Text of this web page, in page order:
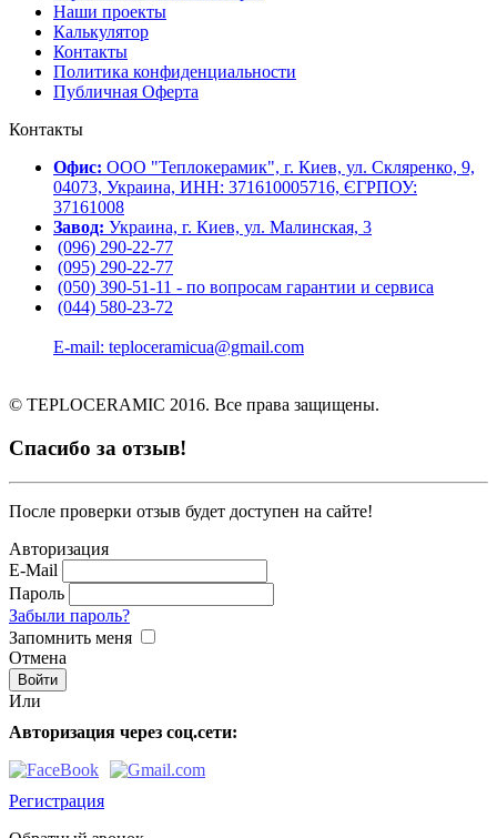
Наши проекты
Калькулятор
Контакты
Политика конфиденциальности
Публичная Оферта
Контакты
Офис: ООО "Теплокерамик", г. Киев, ул. Скляренко, 9,
04073, Украина, ИНН: 371610005716, ЄГРПОУ:
37161008
Завод: Украина, г. Киев, ул. Малинская, 3
(096) 290-22-77
(095) 290-22-77
(050) 390-51-11 - по вопросам гарантии и cервиса
(044) 580-23-72
E-mail: teploceramicua@gmail.com
© TEPLOCERAMIC 2016. Все права защищены.
Спасибо за отзыв!
После проверки отзыв будет доступен на сайте!
Авторизация
E-Mail
Пароль
Забыли пароль?
Запомнить меня
Отмена
Или
Авторизация через соц.сети:
Регистрация